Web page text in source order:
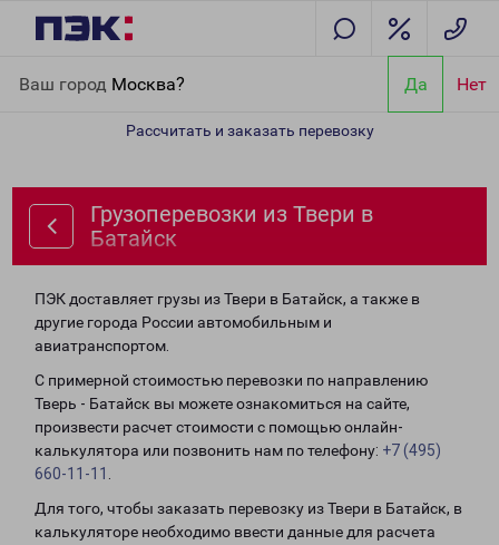
Ваш город Москва? Да Нет
Рассчитать и заказать перевозку
Грузоперевозки из Твери в
Батайск
ПЭК доставляет грузы из Твери в Батайск, а также в
другие города России автомобильным и
авиатранспортом.
С примерной стоимостью перевозки по направлению
Тверь - Батайск вы можете ознакомиться на сайте,
произвести расчет стоимости с помощью онлайн-
калькулятора или позвонить нам по телефону: +7 (495)
660-11-11
Для того, чтобы заказать перевозку из Твери в Батайск, в
калькуляторе необходимо ввести данные для расчета